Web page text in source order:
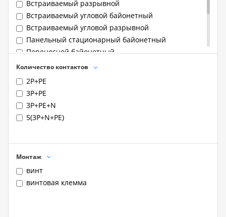
Встраиваемый разрывной
Встраиваемый угловой байонетный
Встраиваемый угловой разрывной
Панельный стационарный байонетный
Переносной байонетный
Переносной разрывной
Количество контактов
2P+PE
3P+PE
3P+PE+N
5(3P+N+PE)
Монтаж
винт
винтовая клемма